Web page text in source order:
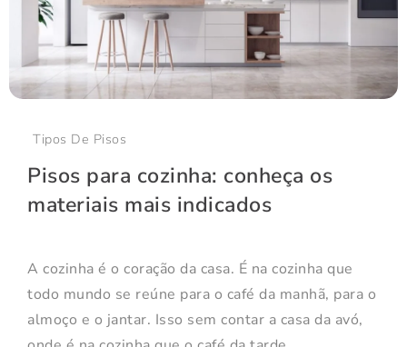
Tipos De Pisos
Pisos para cozinha: conheça os
materiais mais indicados
A cozinha é o coração da casa. É na cozinha que
todo mundo se reúne para o café da manhã, para o
almoço e o jantar. Isso sem contar a casa da avó,